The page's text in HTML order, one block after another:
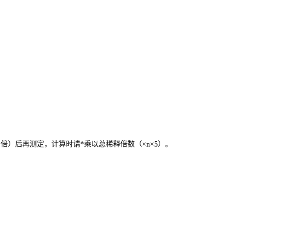
倍）后再测定，计算时请*乘以总稀释倍数（×n×5）。